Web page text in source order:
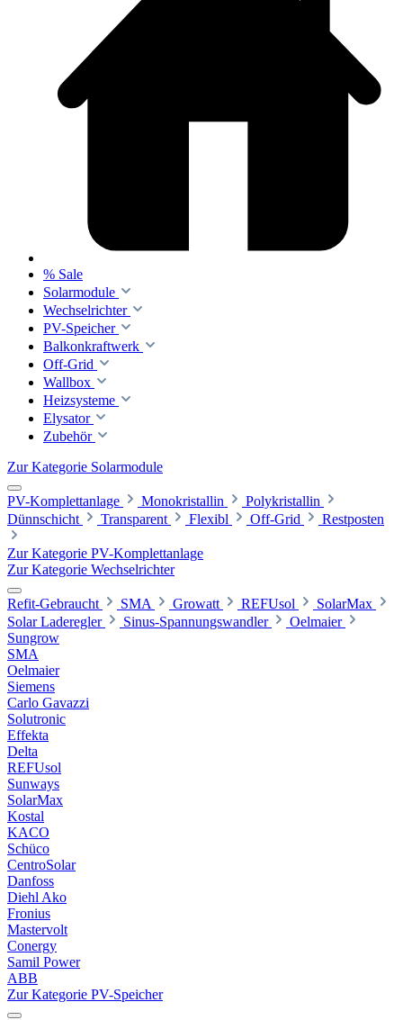
% Sale
Solarmodule
Wechselrichter
PV-Speicher
Balkonkraftwerk
Off-Grid
Wallbox
Heizsysteme
Elysator
Zubehör
Zur Kategorie Solarmodule
PV-Komplettanlage Monokristallin
Polykristallin
Dünnschicht
Transparent Flexibl Off-Grid Restposten
Zur Kategorie PV-Komplettanlage
Zur Kategorie Wechselrichter
Refit-Gebraucht SMA Growatt REFUsol
SolarMax
Solar Laderegler
Sinus-Spannungswandler
Oelmaier
Sungrow
SMA
Oelmaier
Siemens
Carlo Gavazzi
Solutronic
Effekta
Delta
REFUsol
Sunways
SolarMax
Kostal
KACO
Schüco
CentroSolar
Danfoss
Diehl Ako
Fronius
Mastervolt
Conergy
Samil Power
ABB
Zur Kategorie PV-Speicher